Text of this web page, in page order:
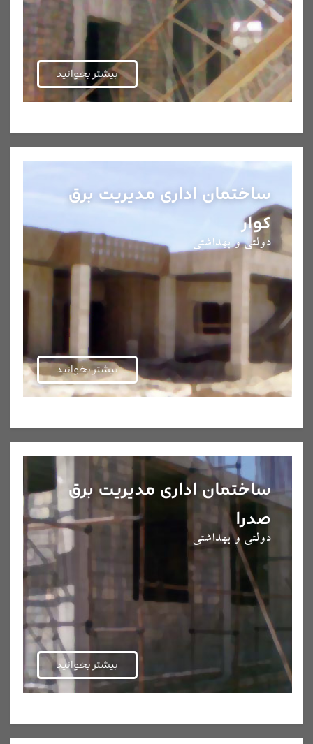
بیشتر بخوانید
ساختمان اداری مدیریت برق
کوار
دولتی و بهداشتی
بیشتر بخوانید
ساختمان اداری مدیریت برق
صدرا
دولتی و بهداشتی
بیشتر بخوانید